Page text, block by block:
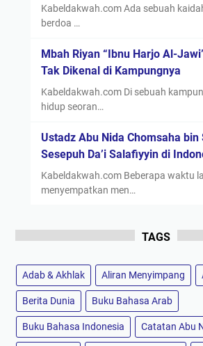
Kabeldakwah.com Ada sebuah
berdoa …
Mbah Riyan “Ibnu Harjo Al-
Tak Dikenal di Kampungnya
Kabeldakwah.com Di sebuah
hidup seoran…
Ustadz Abu Nida Chomsaha bin
Sesepuh Da’i Salafiyyin di
Kabeldakwah.com Beberapa waktu
menyempatkan men…
TAGS
Adab & Akhlak Aliran Menyimpang
Berita Dunia Buku Bahasa Arab
Buku Bahasa Indonesia Catatan Abu